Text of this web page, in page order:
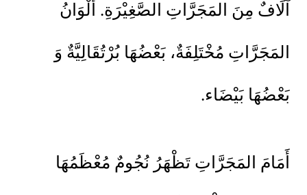
آلَافٌ مِنَ المَجَرَّاتِ الصَّغِيْرَةِ. أَلْوَانُ
المَجَرَّاتِ مُخْتَلِفَةٌ، بَعْضُهَا بُرْتُقَالِيَّةٌ وَ
بَعْضُهَا بَيْضَاء.
أَمَامَ المَجَرَّاتِ تَظْهَرُ نُجُومٌ مُعْظَمُهَا